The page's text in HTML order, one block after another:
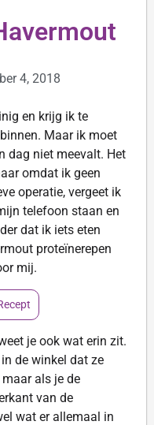
4, 2018
en krijg ik te
Maar ik moet
dag niet meevalt. Het
omdat ik geen
operatie, vergeet ik
telefoon staan en
dat ik iets eten
proteïnerepen
mij.
je ook wat erin zit.
de winkel dat ze
als je de
van de
wat er allemaal in